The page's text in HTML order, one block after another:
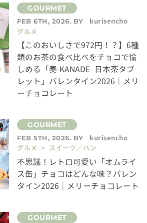
FEB 6TH, 2026. BY
kurisencho
グルメ
【このおいしさで972円！？】6種
類のお茶の食べ比べをチョコで愉
しめる「奏-KANADE- 日本茶タブ
レット」バレンタイン2026｜メリ
ーチョコレート
FEB 5TH, 2026. BY
kurisencho
グルメ > スイーツ／パン
不思議！レトロ可愛い「オムライ
ス缶」チョコはどんな味？バレン
タイン2026｜メリーチョコレート